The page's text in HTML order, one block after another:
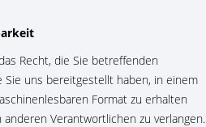
Recht, die Sie betreffenden
Sie uns bereitgestellt haben, in einem
Format zu erhalten
Verantwortlichen zu verlangen.